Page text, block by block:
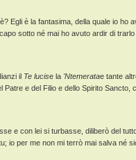
Egli è la fantasima, della quale io ho
sotto né mai ho avuto ardir di
il Te lucise la 'Ntemeratae tante
e del Filio e dello Spirito Sancto,
e con lei si turbasse, diliberò del
io per me non mi terrò mai salva né